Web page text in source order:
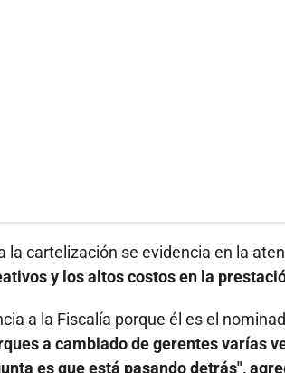
la cartelización se evidencia en la
y los altos costos en la
a la Fiscalía porque él es el
a cambiado de gerentes varías
es que está pasando detrás",